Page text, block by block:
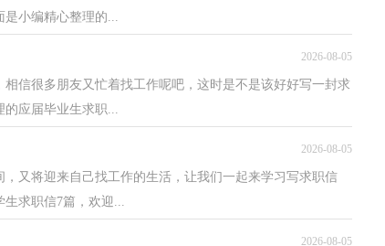
是小编精心整理的...
2026-08-05
信很多朋友又忙着找工作呢吧，这时是不是该好好写一封求
的应届毕业生求职...
2026-08-05
又将迎来自己找工作的生活，让我们一起来学习写求职信
求职信7篇，欢迎...
2026-08-05